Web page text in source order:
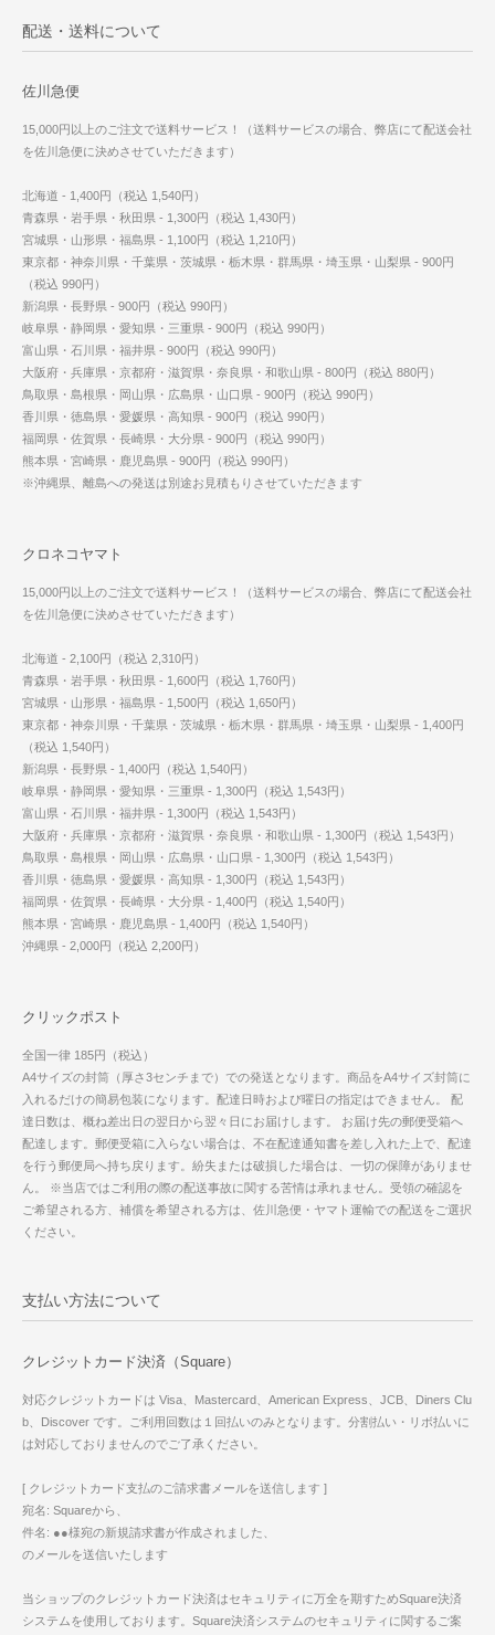
配送・送料について
佐川急便
15,000円以上のご注文で送料サービス！（送料サービスの場合、弊店にて配送会社
を佐川急便に決めさせていただきます）
北海道 - 1,400円（税込 1,540円）
青森県・岩手県・秋田県 - 1,300円（税込 1,430円）
宮城県・山形県・福島県 - 1,100円（税込 1,210円）
東京都・神奈川県・千葉県・茨城県・栃木県・群馬県・埼玉県・山梨県 - 900円
（税込 990円）
新潟県・長野県 - 900円（税込 990円）
岐阜県・静岡県・愛知県・三重県 - 900円（税込 990円）
富山県・石川県・福井県 - 900円（税込 990円）
大阪府・兵庫県・京都府・滋賀県・奈良県・和歌山県 - 800円（税込 880円）
鳥取県・島根県・岡山県・広島県・山口県 - 900円（税込 990円）
香川県・徳島県・愛媛県・高知県 - 900円（税込 990円）
福岡県・佐賀県・長崎県・大分県 - 900円（税込 990円）
熊本県・宮崎県・鹿児島県 - 900円（税込 990円）
※沖縄県、離島への発送は別途お見積もりさせていただきます
クロネコヤマト
15,000円以上のご注文で送料サービス！（送料サービスの場合、弊店にて配送会社
を佐川急便に決めさせていただきます）
北海道 - 2,100円（税込 2,310円）
青森県・岩手県・秋田県 - 1,600円（税込 1,760円）
宮城県・山形県・福島県 - 1,500円（税込 1,650円）
東京都・神奈川県・千葉県・茨城県・栃木県・群馬県・埼玉県・山梨県 - 1,400円
（税込 1,540円）
新潟県・長野県 - 1,400円（税込 1,540円）
岐阜県・静岡県・愛知県・三重県 - 1,300円（税込 1,543円）
富山県・石川県・福井県 - 1,300円（税込 1,543円）
大阪府・兵庫県・京都府・滋賀県・奈良県・和歌山県 - 1,300円（税込 1,543円）
鳥取県・島根県・岡山県・広島県・山口県 - 1,300円（税込 1,543円）
香川県・徳島県・愛媛県・高知県 - 1,300円（税込 1,543円）
福岡県・佐賀県・長崎県・大分県 - 1,400円（税込 1,540円）
熊本県・宮崎県・鹿児島県 - 1,400円（税込 1,540円）
沖縄県 - 2,000円（税込 2,200円）
クリックポスト
全国一律 185円（税込）
A4サイズの封筒（厚さ3センチまで）での発送となります。商品をA4サイズ封筒に
入れるだけの簡易包装になります。配達日時および曜日の指定はできません。 配
達日数は、概ね差出日の翌日から翌々日にお届けします。 お届け先の郵便受箱へ
配達します。郵便受箱に入らない場合は、不在配達通知書を差し入れた上で、配達
を行う郵便局へ持ち戻ります。紛失または破損した場合は、一切の保障がありませ
ん。 ※当店ではご利用の際の配送事故に関する苦情は承れません。受領の確認を
ご希望される方、補償を希望される方は、佐川急便・ヤマト運輸での配送をご選択
ください。
支払い方法について
クレジットカード決済（Square）
対応クレジットカードは Visa、Mastercard、American Express、JCB、Diners Clu
b、Discover です。ご利用回数は１回払いのみとなります。分割払い・リボ払いに
は対応しておりませんのでご了承ください。
[ クレジットカード支払のご請求書メールを送信します ]
宛名: Squareから、
件名: ●●様宛の新規請求書が作成されました、
のメールを送信いたします
当ショップのクレジットカード決済はセキュリティに万全を期すためSquare決済
システムを使用しております。Square決済システムのセキュリティに関するご案